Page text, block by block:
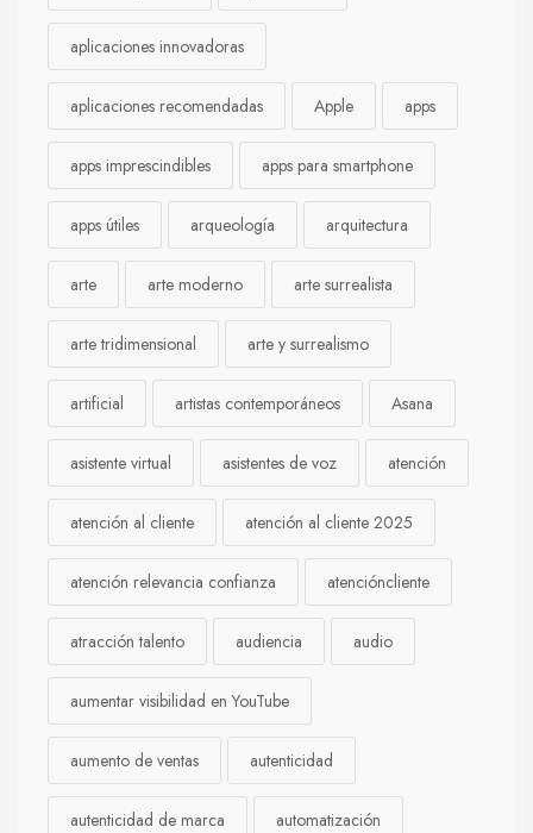
aplicaciones innovadoras
aplicaciones recomendadas Apple apps
apps imprescindibles apps para smartphone
apps útiles arqueología arquitectura
arte arte moderno arte surrealista
arte tridimensional arte y surrealismo
artificial artistas contemporáneos Asana
asistente virtual asistentes de voz atención
atención al cliente atención al cliente 2025
atención relevancia confianza atencióncliente
atracción talento audiencia audio
aumentar visibilidad en YouTube
aumento de ventas autenticidad
autenticidad de marca automatización